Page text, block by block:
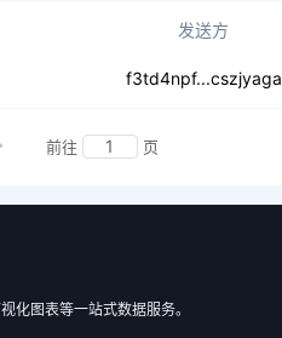
发送方
f3td4npf...cszjyaga
前往 页
化图表等一站式数据服务。